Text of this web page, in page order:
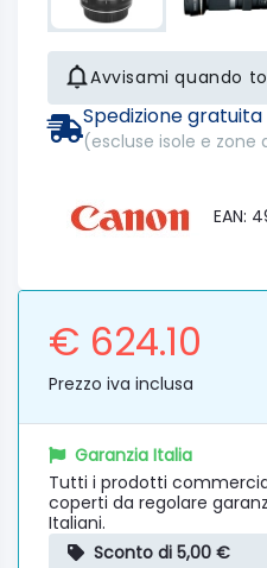
Avvisami quando
Spedizione gratuita
(escluse isole e zone
EAN:
€ 624.10
Prezzo iva inclusa
Garanzia Italia
Tutti i prodotti
coperti da regolare
Italiani.
Sconto di 5,00 €